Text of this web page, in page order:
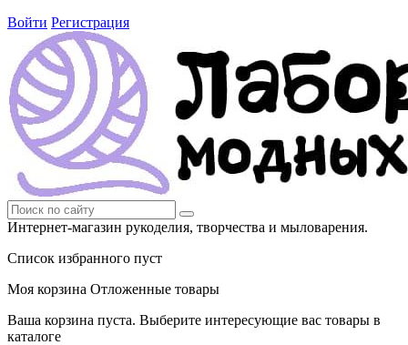
Войти Регистрация
Интернет-магазин рукоделия, творчества и мыловарения.
Список избранного пуст
Моя корзина Отложенные товары
Ваша корзина пуста. Выберите интересующие вас товары в
каталоге